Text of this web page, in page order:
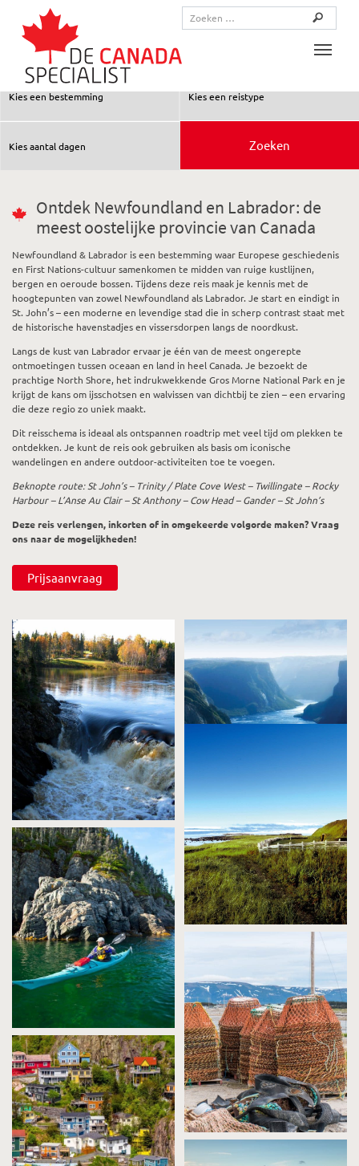
Ontdek Newfoundland en Labrador: de
meest oostelijke provincie van Canada
Newfoundland & Labrador is een bestemming waar Europese geschiedenis
en First Nations-cultuur samenkomen te midden van ruige kustlijnen,
bergen en oeroude bossen. Tijdens deze reis maak je kennis met de
hoogtepunten van zowel Newfoundland als Labrador. Je start en eindigt in
St. John’s – een moderne en levendige stad die in scherp contrast staat met
de historische havenstadjes en vissersdorpen langs de noordkust.
Langs de kust van Labrador ervaar je één van de meest ongerepte
ontmoetingen tussen oceaan en land in heel Canada. Je bezoekt de
prachtige North Shore, het indrukwekkende Gros Morne National Park en je
krijgt de kans om ijsschotsen en walvissen van dichtbij te zien – een ervaring
die deze regio zo uniek maakt.
Dit reisschema is ideaal als ontspannen roadtrip met veel tijd om plekken te
ontdekken. Je kunt de reis ook gebruiken als basis om iconische
wandelingen en andere outdoor-activiteiten toe te voegen.
Beknopte route: St John’s – Trinity / Plate Cove West – Twillingate – Rocky
Harbour – L’Anse Au Clair – St Anthony – Cow Head – Gander – St John’s
Deze reis verlengen, inkorten of in omgekeerde volgorde maken? Vraag
ons naar de mogelijkheden!
Prijsaanvraag